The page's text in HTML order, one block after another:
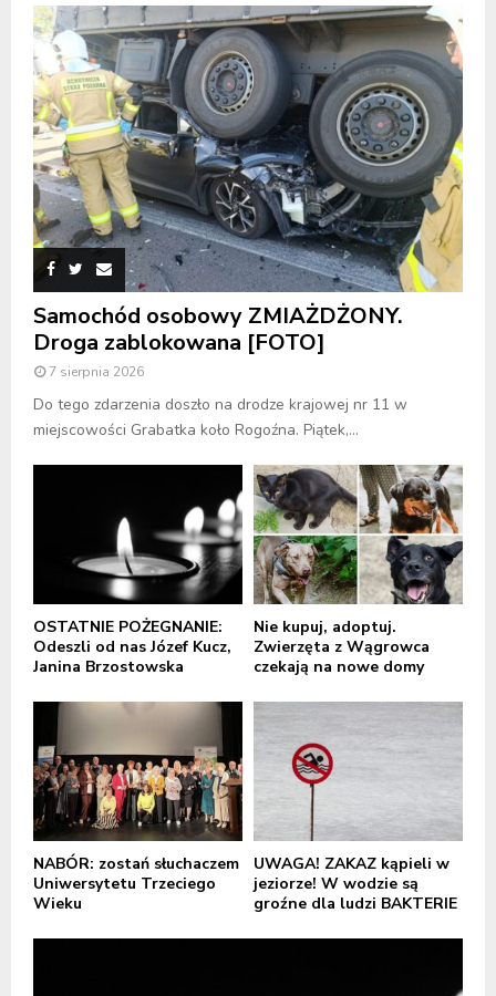
Samochód osobowy ZMIAŻDŻONY.
Droga zablokowana [FOTO]
7 sierpnia 2026
Do tego zdarzenia doszło na drodze krajowej nr 11 w
miejscowości Grabatka koło Rogoźna. Piątek,...
OSTATNIE POŻEGNANIE:
Odeszli od nas Józef Kucz,
Janina Brzostowska
Nie kupuj, adoptuj.
Zwierzęta z Wągrowca
czekają na nowe domy
NABÓR: zostań słuchaczem
Uniwersytetu Trzeciego
Wieku
UWAGA! ZAKAZ kąpieli w
jeziorze! W wodzie są
groźne dla ludzi BAKTERIE